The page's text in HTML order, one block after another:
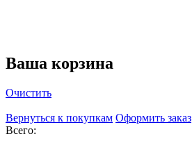
Ваша корзина
Очистить
Вернуться к покупкам Оформить заказ
Всего: